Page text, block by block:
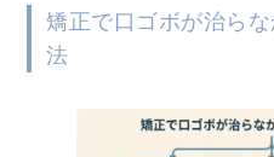
矯正で口ゴボが治ら
法